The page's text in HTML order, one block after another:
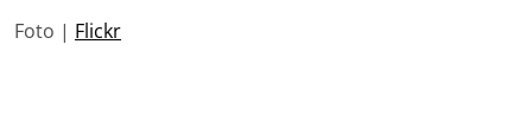
Foto | Flickr